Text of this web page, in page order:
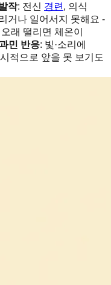
작: 전신 경련 , 의식
거나 일어서지 못해요 -
래 떨리면 체온이
민 반응: 빛·소리에
적으로 앞을 못 보기도